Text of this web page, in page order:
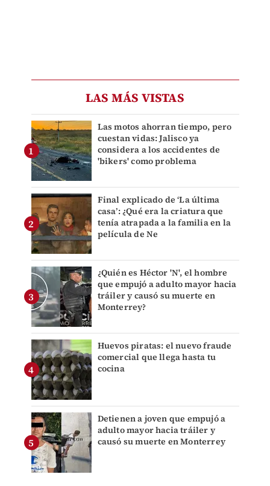
LAS MÁS VISTAS
Las motos ahorran tiempo, pero
cuestan vidas: Jalisco ya
considera a los accidentes de
'bikers' como problema
Final explicado de ‘La última
casa’: ¿Qué era la criatura que
tenía atrapada a la familia en la
película de Ne
¿Quién es Héctor 'N', el hombre
que empujó a adulto mayor hacia
tráiler y causó su muerte en
Monterrey?
Huevos piratas: el nuevo fraude
comercial que llega hasta tu
cocina
Detienen a joven que empujó a
adulto mayor hacia tráiler y
causó su muerte en Monterrey